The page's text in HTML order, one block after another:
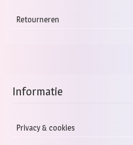
Retourneren
Informatie
Privacy & cookies